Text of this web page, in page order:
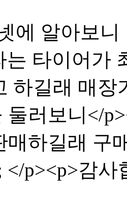
에 알아보
는 타이어가
하길래 매
둘러보니</
매하길래 구
</p><p>감